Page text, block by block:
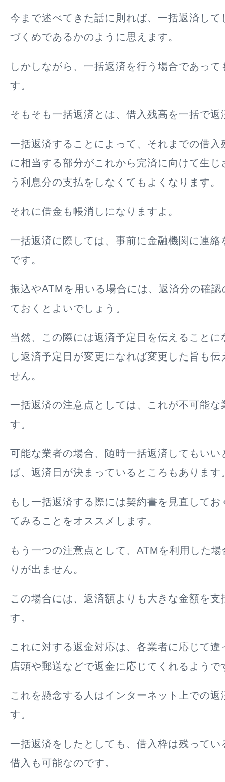
今まで述べてきた話に則れば、一括返済して
づくめであるかのように思えます。
しかしながら、一括返済を行う場合であっ
す。
そもそも一括返済とは、借入残高を一括で返
一括返済することによって、それまでの借入
に相当する部分がこれから完済に向けて生
う利息分の支払をしなくてもよくなります。
それに借金も帳消しになりますよ。
一括返済に際しては、事前に金融機関に連絡
です。
振込やATMを用いる場合には、返済分の確
ておくとよいでしょう。
当然、この際には返済予定日を伝えること
し返済予定日が変更になれば変更した旨も
せん。
一括返済の注意点としては、これが不可能な
す。
可能な業者の場合、随時一括返済してもいい
ば、返済日が決まっているところもあります
もし一括返済する際には契約書を見直して
てみることをオススメします。
もう一つの注意点として、ATMを利用した
りが出ません。
この場合には、 返済額よりも大きな金額を支
す。
これに対する返金対応は、各業者に応じて
店頭や郵送などで返金に応じてくれるようで
これを懸念する人はインターネット上での
す。
一括返済をしたとしても、借入枠は残ってい
借入も可能なのです。